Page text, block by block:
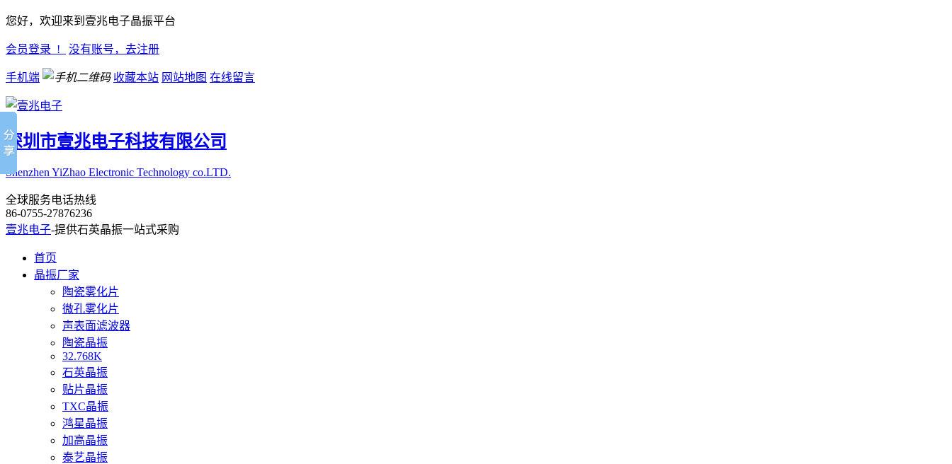
您好，欢迎来到壹兆电子晶振平台
会员登录 ! 没有账号，去注册
手机端 收藏本站 网站地图 在线留言
深圳市壹兆电子科技有限公司
Shenzhen YiZhao Electronic Technology co.LTD.
全球服务电话热线
86-0755-27876236
壹兆电子-提供石英晶振一站式采购
首页
晶振厂家
陶瓷雾化片
微孔雾化片
声表面滤波器
陶瓷晶振
32.768K
石英晶振
贴片晶振
TXC晶振
鸿星晶振
加高晶振
泰艺晶振